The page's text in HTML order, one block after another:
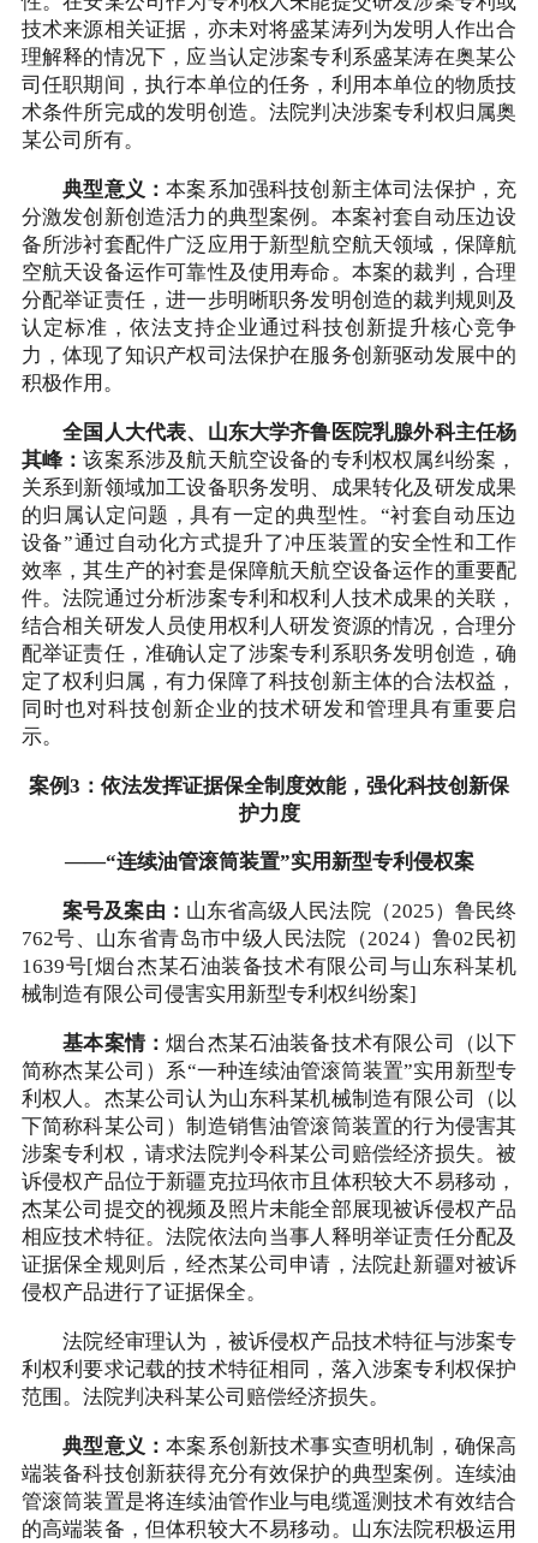
技术来源相关证据，亦未对将盛某涛列为发明人作出合
理解释的情况下，应当认定涉案专利系盛某涛在奥某公
司任职期间，执行本单位的任务，利用本单位的物质技
术条件所完成的发明创造。法院判决涉案专利权归属奥
某公司所有。
典型意义：本案系加强科技创新主体司法保护，充
分激发创新创造活力的典型案例。本案衬套自动压边设
备所涉衬套配件广泛应用于新型航空航天领域，保障航
空航天设备运作可靠性及使用寿命。本案的裁判，合理
分配举证责任，进一步明晰职务发明创造的裁判规则及
认定标准，依法支持企业通过科技创新提升核心竞争
力，体现了知识产权司法保护在服务创新驱动发展中的
积极作用。
全国人大代表、山东大学齐鲁医院乳腺外科主任杨
其峰：该案系涉及航天航空设备的专利权权属纠纷案，
关系到新领域加工设备职务发明、成果转化及研发成果
的归属认定问题，具有一定的典型性。“衬套自动压边
设备”通过自动化方式提升了冲压装置的安全性和工作
效率，其生产的衬套是保障航天航空设备运作的重要配
件。法院通过分析涉案专利和权利人技术成果的关联，
结合相关研发人员使用权利人研发资源的情况，合理分
配举证责任，准确认定了涉案专利系职务发明创造，确
定了权利归属，有力保障了科技创新主体的合法权益，
同时也对科技创新企业的技术研发和管理具有重要启
示。
案例3：依法发挥证据保全制度效能，强化科技创新保
护力度
——“连续油管滚筒装置”实用新型专利侵权案
案号及案由： 山东省高级人民法院（2025）鲁民终
762号、山东省青岛市中级人民法院（2024）鲁02民初
1639号[烟台杰某石油装备技术有限公司与山东科某机
械制造有限公司侵害实用新型专利权纠纷案]
基本案情：烟台杰某石油装备技术有限公司（以下
简称杰某公司）系“一种连续油管滚筒装置”实用新型专
利权人。杰某公司认为山东科某机械制造有限公司（以
下简称科某公司）制造销售油管滚筒装置的行为侵害其
涉案专利权，请求法院判令科某公司赔偿经济损失。被
诉侵权产品位于新疆克拉玛依市且体积较大不易移动，
杰某公司提交的视频及照片未能全部展现被诉侵权产品
相应技术特征。法院依法向当事人释明举证责任分配及
证据保全规则后，经杰某公司申请，法院赴新疆对被诉
侵权产品进行了证据保全。
法院经审理认为，被诉侵权产品技术特征与涉案专
利权利要求记载的技术特征相同，落入涉案专利权保护
范围。法院判决科某公司赔偿经济损失。
典型意义：本案系创新技术事实查明机制，确保高
端装备科技创新获得充分有效保护的典型案例。连续油
管滚筒装置是将连续油管作业与电缆遥测技术有效结合
的高端装备，但体积较大不易移动。山东法院积极运用